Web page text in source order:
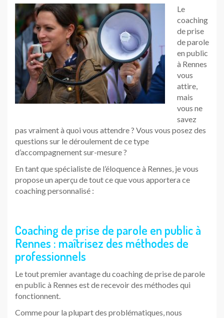
Le
coaching
de prise
de parole
en public
à Rennes
vous
attire,
mais
vous ne
savez
pas vraiment à quoi vous attendre ? Vous vous posez des
questions sur le déroulement de ce type
d’accompagnement sur-mesure ?
En tant que spécialiste de l’éloquence à Rennes, je vous
propose un aperçu de tout ce que vous apportera ce
coaching personnalisé :
Coaching de prise de parole en public à
Rennes : maîtrisez des méthodes de
professionnels
Le tout premier avantage du coaching de prise de parole
en public à Rennes est de recevoir des méthodes qui
fonctionnent.
Comme pour la plupart des problématiques, nous